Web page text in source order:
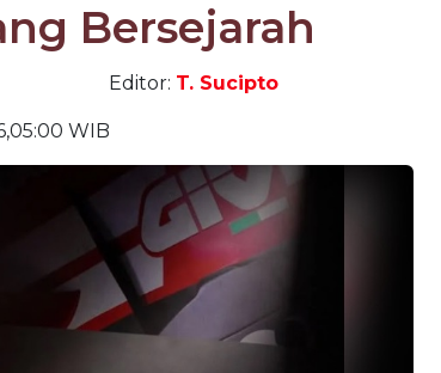
Bersejarah
Editor: T. Sucipto
WIB